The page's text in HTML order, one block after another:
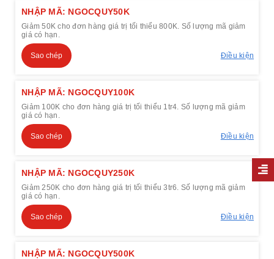
NHẬP MÃ: NGOCQUY50K
Giảm 50K cho đơn hàng giá trị tối thiểu 800K. Số lượng mã giảm
giá có hạn.
Sao chép Điều kiện
NHẬP MÃ: NGOCQUY100K
Giảm 100K cho đơn hàng giá trị tối thiểu 1tr4. Số lượng mã giảm
giá có hạn.
Sao chép Điều kiện
NHẬP MÃ: NGOCQUY250K
Giảm 250K cho đơn hàng giá trị tối thiểu 3tr6. Số lượng mã giảm
giá có hạn.
Sao chép Điều kiện
NHẬP MÃ: NGOCQUY500K